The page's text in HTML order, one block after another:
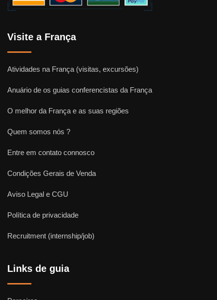
Visite a França
Atividades na França (visitas, excursões)
Anuário de os guias conferencistas da França
O melhor da França e as suas regiões
Quem somos nós ?
Entre em contato connosco
Condições Gerais de Venda
Aviso Legal e CGU
Política de privacidade
Recruitment (internship/job)
Links de guia